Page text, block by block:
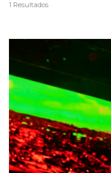
1 Resultados